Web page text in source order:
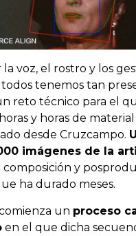
la voz, el rostro y los
tenemos tan
reto técnico para el
y horas de
desde Cruzcampo.
imágenes de la
composición y
ha durado meses.
un proceso
en el que dicha